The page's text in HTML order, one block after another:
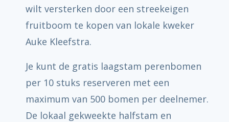
wilt versterken door een streekeigen
fruitboom te kopen van lokale kweker
Auke Kleefstra.
Je kunt de gratis laagstam perenbomen
per 10 stuks reserveren met een
maximum van 500 bomen per deelnemer.
De lokaal gekweekte halfstam en